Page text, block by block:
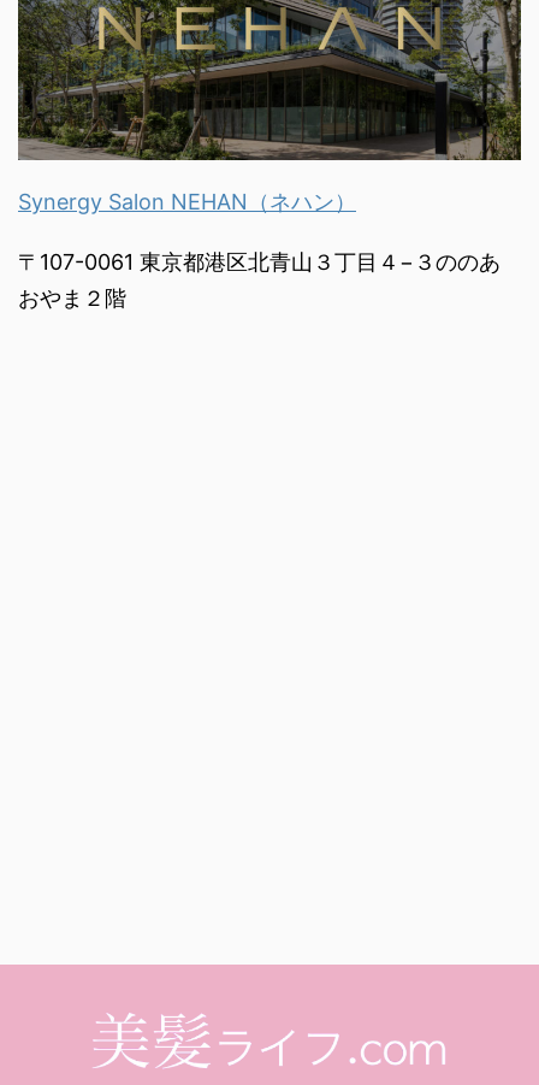
Synergy Salon NEHAN（ネハン）
〒107-0061 東京都港区北青山３丁目４−３ののあ
おやま２階